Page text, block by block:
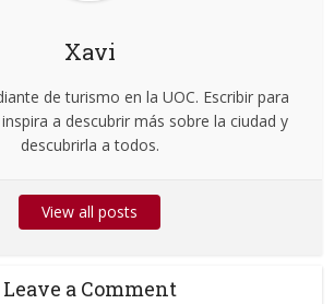
Xavi
de turismo en la UOC. Escribir para
a descubrir más sobre la ciudad y
descubrirla a todos.
View all posts
Leave a Comment